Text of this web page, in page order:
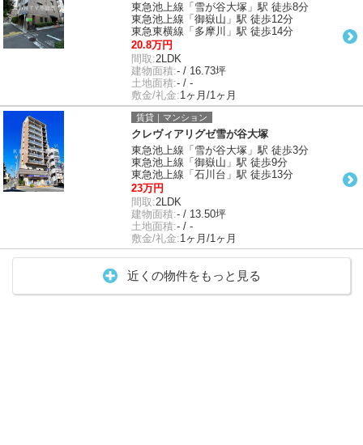
東急池上線「雪が谷大塚」駅 徒歩8分
東急池上線「御嶽山」駅 徒歩12分
東急東横線「多摩川」駅 徒歩14分
20.8万円
間取:2LDK
建物面積:- / 16.73坪
土地面積:- / -
敷金/礼金:1ヶ月/1ヶ月
賃貸｜マンション
クレヴィアリグゼ雪が谷大塚
東急池上線「雪が谷大塚」駅 徒歩3分
東急池上線「御嶽山」駅 徒歩9分
東急池上線「石川台」駅 徒歩13分
23万円
間取:2LDK
建物面積:- / 13.50坪
土地面積:- / -
敷金/礼金:1ヶ月/1ヶ月
近くの物件をもっと見る